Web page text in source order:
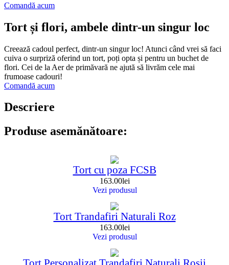
Comandă acum
Tort și flori, ambele dintr-un singur loc
Creează cadoul perfect, dintr-un singur loc! Atunci când vrei să faci
cuiva o surpriză oferind un tort, poți opta și pentru un buchet de
flori. Cei de la Aer de primăvară ne ajută să livrăm cele mai
frumoase cadouri!
Comandă acum
Descriere
Produse asemănătoare:
Tort cu poza FCSB
163.00lei
Vezi produsul
Tort Trandafiri Naturali Roz
163.00lei
Vezi produsul